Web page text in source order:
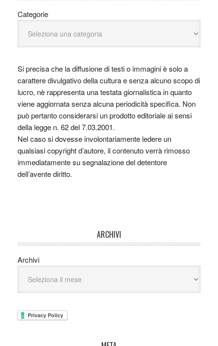
Categorie
Si precisa che la diffusione di testi o immagini è solo a
carattere divulgativo della cultura e senza alcuno scopo di
lucro, nè rappresenta una testata giornalistica in quanto
viene aggiornata senza alcuna periodicità specifica. Non
può pertanto considerarsi un prodotto editoriale ai sensi
della legge n. 62 del 7.03.2001.
Nel caso si dovesse involontariamente ledere un
qualsiasi copyright d’autore, il contenuto verrà rimosso
immediatamente su segnalazione del detentore
dell’avente diritto.
ARCHIVI
Archivi